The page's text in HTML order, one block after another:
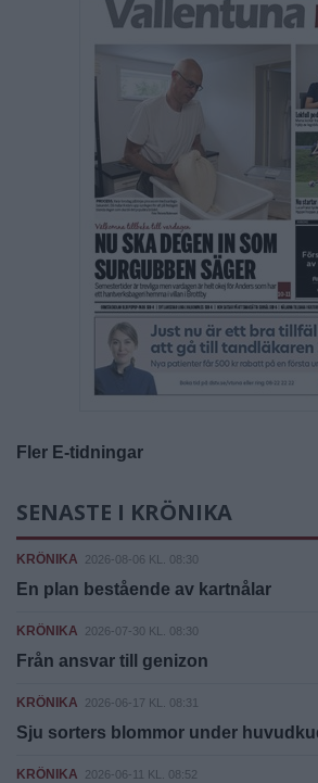
Fler E-tidningar
SENASTE I KRÖNIKA
KRÖNIKA 2026-08-06 KL. 08:30
En plan bestående av kartnålar
KRÖNIKA 2026-07-30 KL. 08:30
Från ansvar till genizon
KRÖNIKA 2026-06-17 KL. 08:31
Sju sorters blommor under
KRÖNIKA 2026-06-11 KL. 08:52